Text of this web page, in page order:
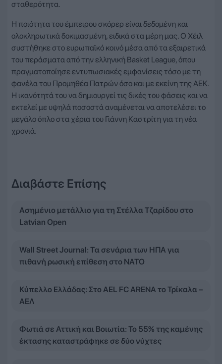
σταθερότητα.
Η ποιότητα του έμπειρου σκόρερ είναι δεδομένη και
ολοκληρωτικά δοκιμασμένη, ειδικά στα μέρη μας. Ο Χέιλ
συστήθηκε στο ευρωπαϊκό κοινό μέσα από τα εξαιρετικά
του περάσματα από την ελληνική Basket League, όπου
πραγματοποίησε εντυπωσιακές εμφανίσεις τόσο με τη
φανέλα του Προμηθέα Πατρών όσο και με εκείνη της ΑΕΚ.
Η ικανότητά του να δημιουργεί τις δικές του φάσεις και να
εκτελεί με υψηλά ποσοστά αναμένεται να αποτελέσει το
μεγάλο όπλο στα χέρια του Γιάννη Καστρίτη για τη νέα
χρονιά.
Διαβάστε Επίσης
Ασημένιο μετάλλιο για τη Στέλλα Τζαρίδου στο
Latvian Open
Wall Street Journal: Τα σενάρια των ΗΠΑ για
πιθανή ρωσική επίθεση στο ΝΑΤΟ
Κύπελλο Ελλάδας: Στο AEL FC ARENA το Τρίκαλα –
ΑΕΛ
Φωτιά σε Αττική και Βοιωτία: Το 55% της καμένης
έκτασης καταστράφηκε σε δύο νύχτες